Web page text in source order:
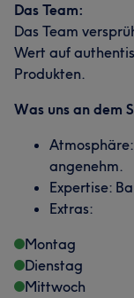
Das Team:
Das Team
Wert auf
Produkten.
Was uns an dem
angenehm.
Expertise:
Extras:
Montag
Dienstag
Mittwoch